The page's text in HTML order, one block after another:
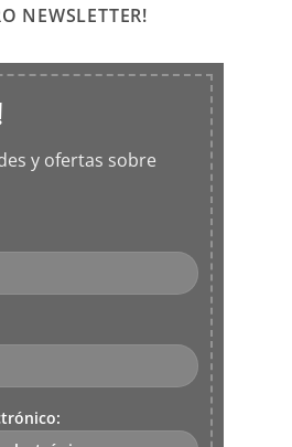
NEWSLETTER!
y ofertas sobre